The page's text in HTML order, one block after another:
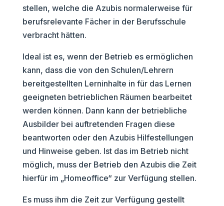
stellen, welche die Azubis normalerweise für
berufsrelevante Fächer in der Berufsschule
verbracht hätten.
Ideal ist es, wenn der Betrieb es ermöglichen
kann, dass die von den Schulen/Lehrern
bereitgestellten Lerninhalte in für das Lernen
geeigneten betrieblichen Räumen bearbeitet
werden können. Dann kann der betriebliche
Ausbilder bei auftretenden Fragen diese
beantworten oder den Azubis Hilfestellungen
und Hinweise geben. Ist das im Betrieb nicht
möglich, muss der Betrieb den Azubis die Zeit
hierfür im „Homeoffice“ zur Verfügung stellen.
Es muss ihm die Zeit zur Verfügung gestellt